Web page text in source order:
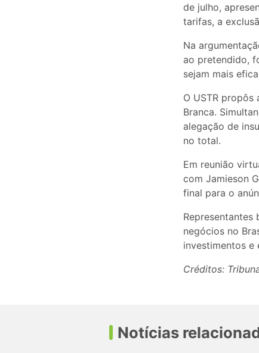
de julho,
tarifas, a
Na
ao pretendido,
sejam mais
O USTR
Branca.
alegação de
no total.
Em reunião
com Jamieson
final para o
Representantes
negócios no
investimentos e
Créditos:
Notícias